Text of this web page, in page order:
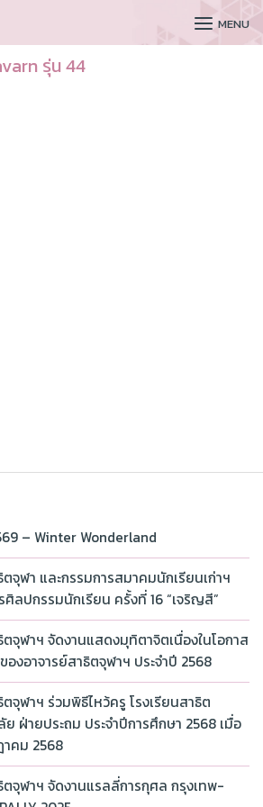
MENU
รุ่น 44
– Winter Wonderland
จุฬา และกรรมการสมาคมนักเรียนเก่าฯ
ศิลปกรรมนักเรียน ครั้งที่ 16 “เจริญสี”
จุฬาฯ จัดงานแสดงมุทิตาจิตเนื่องในโอกาส
งอาจารย์สาธิตจุฬาฯ ประจำปี 2568
จุฬาฯ ร่วมพิธีไหว้ครู โรงเรียนสาธิต
ฝ่ายประถม ประจำปีการศึกษา 2568 เมื่อ
คม 2568
ตจุฬาฯ จัดงานแรลลี่การกุศล กรุงเทพ-